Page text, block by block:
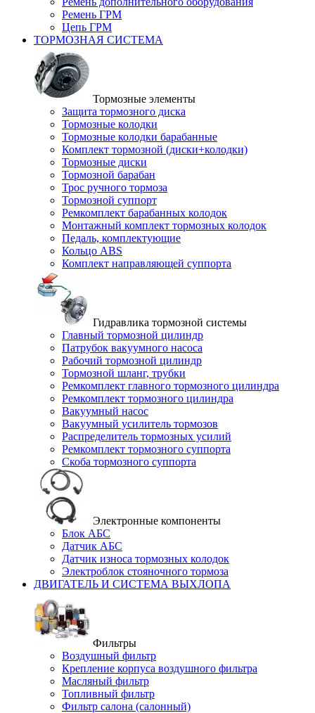
Ремень ГРМ
Цепь ГРМ
ТОРМОЗНАЯ СИСТЕМА
Тормозные элементы
Защита тормозного диска
Тормозные колодки
Тормозные колодки барабанные
Комплект тормозной (диски+колодки)
Тормозные диски
Тормозной барабан
Трос ручного тормоза
Тормозной суппорт
Ремкомплект барабанных колодок
Монтажный комплект тормозных колодок
Педаль, комплектующие
Кольцо ABS
Комплект направляющей суппорта
Гидравлика тормозной системы
Главный тормозной цилиндр
Патрубок вакуумного насоса
Рабочий тормозной цилиндр
Тормозной шланг, трубки
Ремкомплект главного тормозного цилиндра
Ремкомплект тормозного цилиндра
Вакуумный насос
Вакуумный усилитель тормозов
Распределитель тормозных усилий
Ремкомплект тормозного суппорта
Скоба тормозного суппорта
Электронные компоненты
Блок АБС
Датчик АБС
Датчик износа тормозных колодок
Электроблок стояночного тормоза
ДВИГАТЕЛЬ И СИСТЕМА ВЫХЛОПА
Фильтры
Воздушный фильтр
Крепление корпуса воздушного фильтра
Масляный фильтр
Топливный фильтр
Фильтр салона (салонный)